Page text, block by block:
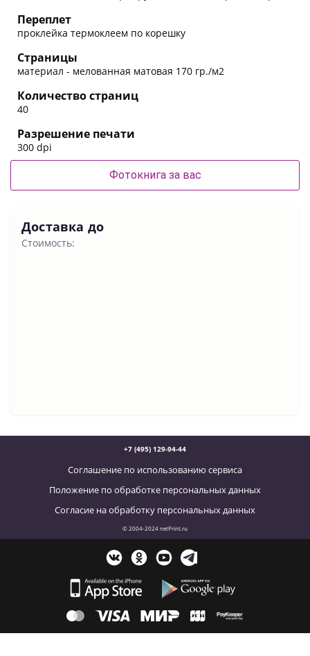
Переплет
проклейка термоклеем по корешку
Страницы
материал - мелованная матовая 170 гр./м2
Количество страниц
40
Разрешение печати
300 dpi
Фотокнига за вас
Доставка до
Стоимость:
+7 (495) 129-94-44
Соглашение по использованию сервиса
Положение по обработке персональных данных
Согласие на обработку персональных данных
© 2004-2024 netPrint.ru